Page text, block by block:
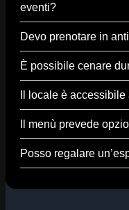
eventi?
Devo prenotare in
È possibile cenare
Il locale è
Il menù prevede
Posso regalare